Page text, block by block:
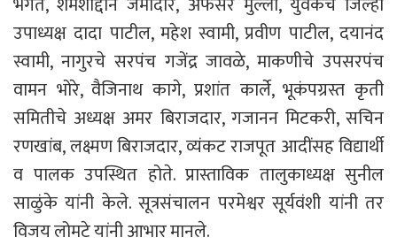
उपाध्यक्ष दादा पाटील, महेश स्वामी, प्रवीण पाटील, दयानंद
स्वामी, नागुरचे सरपंच गजेंद्र जावळे, माकणीचे उपसरपंच
वामन भोरे, वैजिनाथ कागे, प्रशांत कार्ले, भूकंपग्रस्त कृती
समितीचे अध्यक्ष अमर बिराजदार, गजानन मिटकरी, सचिन
रणखांब, लक्ष्मण बिराजदार, व्यंकट राजपूत आदींसह विद्यार्थी
व पालक उपस्थित होते. प्रास्ताविक तालुकाध्यक्ष सुनील
साळुंके यांनी केले. सूत्रसंचालन परमेश्वर सूर्यवंशी यांनी तर
विजय लोमटे यांनी आभार मानले.